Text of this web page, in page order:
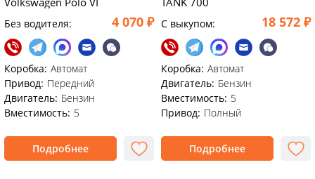
Без водителя: 4 070 ₽
Коробка: Автомат
Привод: Передний
Двигатель: Бензин
Вместимость: 5
Подробнее
C выкупом: 18 572 ₽
Коробка: Автомат
Двигатель: Бензин
Вместимость: 5
Привод: Полный
Подробнее